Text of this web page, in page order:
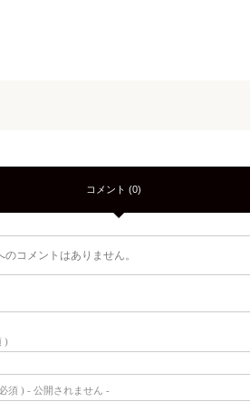
コメント (0)
のコメントはありません。
)
須 ) - 公開されません -